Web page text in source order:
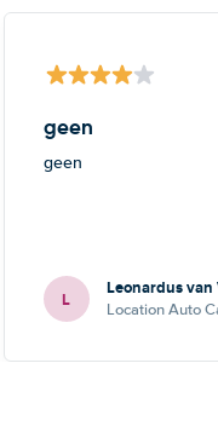
geen
geen
L Leonardus van
Location Auto